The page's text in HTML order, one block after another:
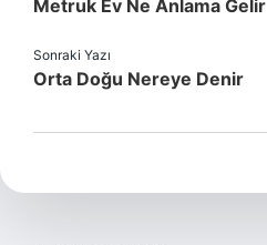
Metruk Ev Ne Anlama Gelir
Sonraki Yazı
Orta Doğu Nereye Denir